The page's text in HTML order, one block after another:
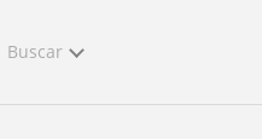
Buscar